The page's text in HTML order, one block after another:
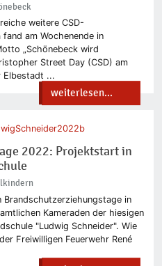
weitere CSD-
am Wochenende in
„Schönebeck wird
Street Day (CSD) am
Elbestadt ...
weiterlesen...
2022: Projektstart in
in
Kameraden der hiesigen
"Ludwig Schneider". Wie
Freiwilligen Feuerwehr René